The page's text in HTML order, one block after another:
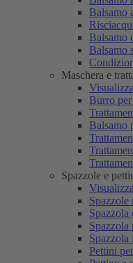
Balsamo
Balsamo
Balsamo
Maschera e
Burro
Balsamo
Spazzole e
Spazzole
Spazzola
Spazzola
Spazzola
Pettini